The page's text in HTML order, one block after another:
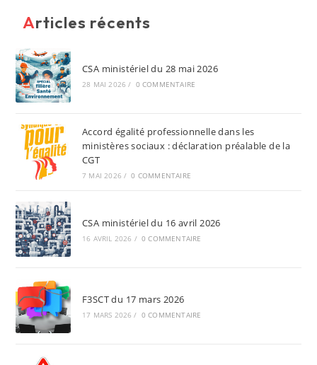
Articles récents
CSA ministériel du 28 mai 2026
28 MAI 2026 / 0 COMMENTAIRE
Accord égalité professionnelle dans les
ministères sociaux : déclaration préalable de la
CGT
7 MAI 2026 / 0 COMMENTAIRE
CSA ministériel du 16 avril 2026
16 AVRIL 2026 / 0 COMMENTAIRE
F3SCT du 17 mars 2026
17 MARS 2026 / 0 COMMENTAIRE